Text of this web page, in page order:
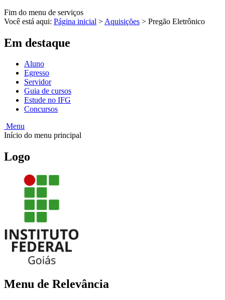
Fim do menu de serviços
Você está aqui: Página inicial > Aquisições > Pregão Eletrônico
Em destaque
Aluno
Egresso
Servidor
Guia de cursos
Estude no IFG
Concursos
Menu
Início do menu principal
Logo
Menu de Relevância